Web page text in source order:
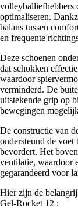
volleyballiefhebbers
optimaliseren.
balans tussen
en frequente
Deze schoenen
dat schokken
waardoor
verminderd. De
uitstekende grip op
bewegingen
De constructie van
ondersteund de
bevordert. Het
ventilatie, waardoor
gegarandeerd voor
Hier zijn de
Gel-Rocket 12 :